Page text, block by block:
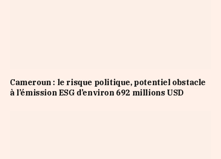
Cameroun : le risque politique, potentiel obstacle
à l’émission ESG d’environ 692 millions USD